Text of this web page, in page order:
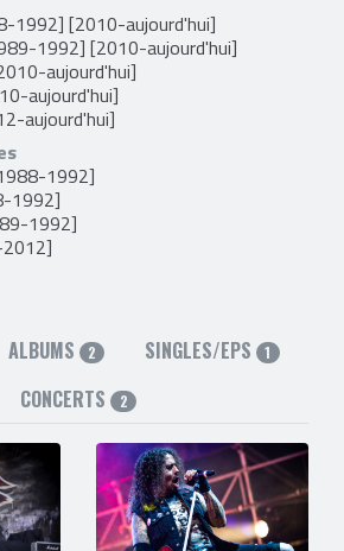
1992] [2010-aujourd'hui]
1992] [2010-aujourd'hui]
aujourd'hui]
aujourd'hui]
aujourd'hui]
1992]
1992]
1992]
ALBUMS 2 SINGLES/EPS 1
CONCERTS 2